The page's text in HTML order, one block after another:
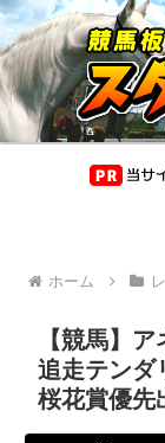
ホーム
【競馬】
追走テンダ
桜花賞優先